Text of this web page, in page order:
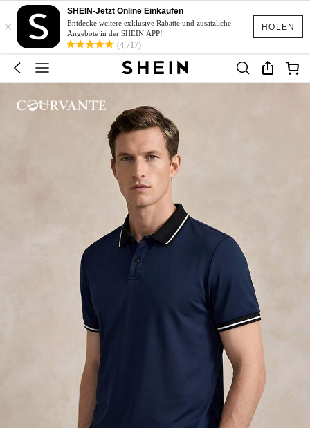
HOLEN
×
SHEIN-Jetzt Online Einkaufen
Entdecke weitere exklusive Rabatte und zusätzliche
Angebote in der SHEIN APP!
(4,717)